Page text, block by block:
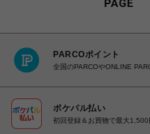
PARCOポイント
全国のPARCOやONLINE
ポケパル払い
初回登録＆お買物で最大